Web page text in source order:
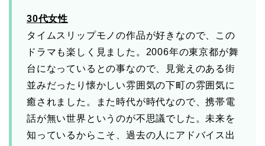
30代女性
タイムスリップモノの作品が好きなので、この
ドラマも楽しく見ました。2006年の東京都が舞
台になっているとの事なので、見覚えのある街
並みだったり懐かしい雰囲気の下町の雰囲気に
癒されました。また時代が時代なので、携帯電
話が無い世界というのが不思議でした。未来を
知っているからこそ、過去の人にアドバイス出